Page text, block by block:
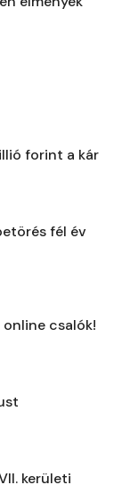
forint a kár
fél év
csalók!
kerületi